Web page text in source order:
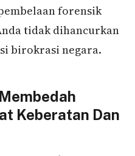
forensik
tidak dihancurkan
birokrasi negara.
Keberatan Dan